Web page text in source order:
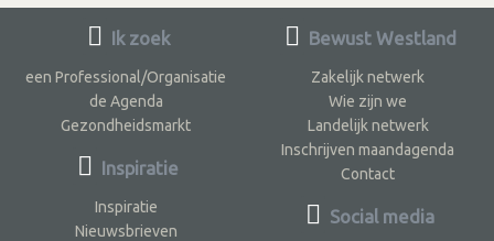
Ik zoek
een Professional/Organisatie
de Agenda
Gezondheidsmarkt
Inspiratie
Inspiratie
Nieuwsbrieven
Bewust Westland
Zakelijk netwerk
Wie zijn we
Landelijk netwerk
Inschrijven maandagenda
Contact
Social media